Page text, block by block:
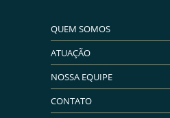
QUEM SOMOS
ATUAÇÃO
NOSSA EQUIPE
CONTATO